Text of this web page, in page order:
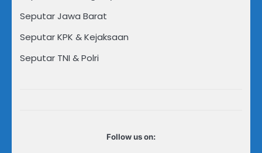
Seputar Jawa Barat
Seputar KPK & Kejaksaan
Seputar TNI & Polri
Follow us on: